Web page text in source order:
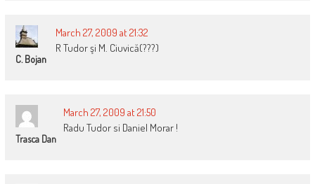
C. Bojan
March 27, 2009 at 21:32
R Tudor şi M. Ciuvică(???)
Trasca Dan
March 27, 2009 at 21:50
Radu Tudor si Daniel Morar !